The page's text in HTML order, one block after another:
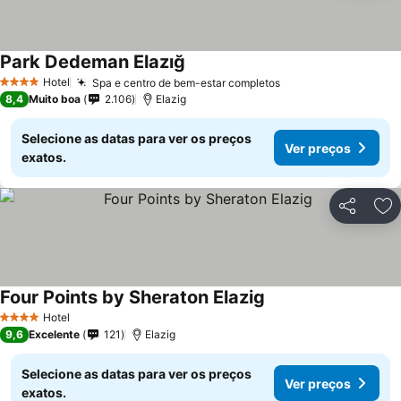
4 EstrelasHotel Spa e centro de bem-estar completosVer preços
Park Dedeman Elazığ
8,4 Muito boa 2.106 Elazig
Selecione as datas para ver os preços
exatos.
Ver preços
Partilhar
4 EstrelasHotel
Four Points by Sheraton Elazig
9,6 Excelente 121 Elazig
Selecione as datas para ver os preços
exatos.
Ver preços